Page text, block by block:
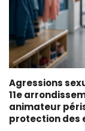
Agressions
11e
animateur
protection des